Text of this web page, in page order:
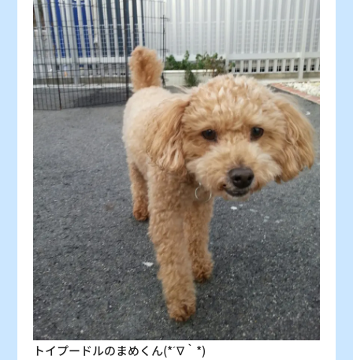
トイプードルのまめくん(*´∇｀*)